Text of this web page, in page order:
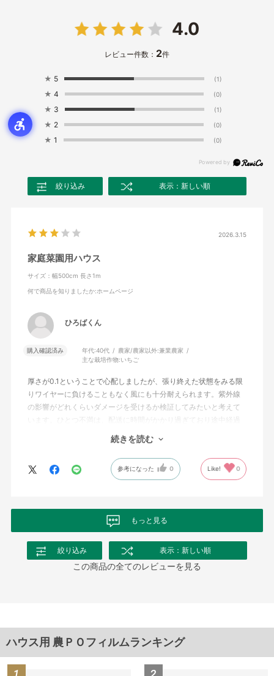
4.0
レビュー件数： 2件
★ 5 (1)
★ 4 (0)
★ 3 (1)
★ 2 (0)
★ 1 (0)
絞り込み 表示：新しい順
2026.3.15
家庭菜園用ハウス
サイズ：幅500cm 長さ1m
何で商品を知りましたか:ホームページ
ひろばくん
購入確認済み 年代:40代 農家/農家以外:兼業農家
主な栽培作物:いちご
厚さが0.1ということで心配しましたが、張り終えた状態をみる限
りワイヤーに負けることもなく風にも十分耐えられます。紫外線
の影響がどれくらいダメージを受けるか検証してみたいと考えて
います。ひとつ不満は、配送に時間がかかり過ぎており途中経過
続きを読む
参考になった 0 Like! 0
もっと見る
絞り込み 表示：新しい順
この商品の全てのレビューを見る
ハウス用 農ＰＯフィルムランキング